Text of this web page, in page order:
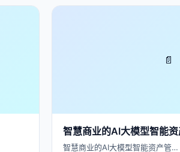
📄
智慧商业的AI大模型智能
智慧商业的AI大模型智能资产管…